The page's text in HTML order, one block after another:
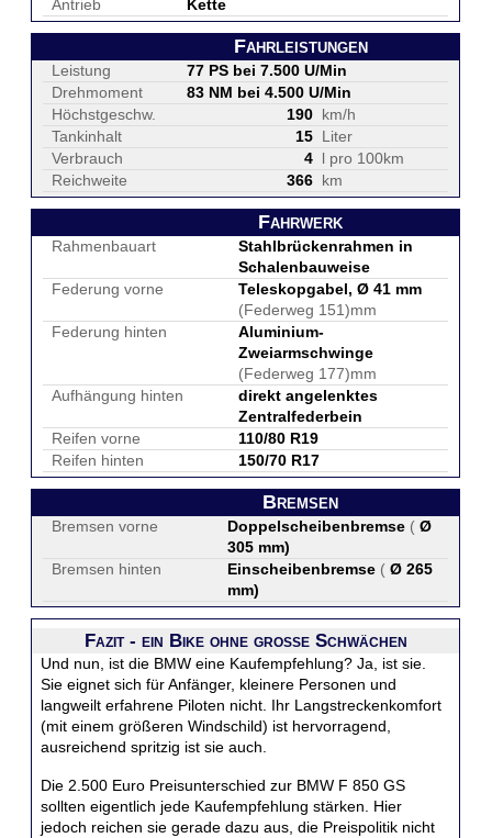
Antrieb Kette
Fahrleistungen
Leistung
77 PS bei 7.500 U/Min
Drehmoment
83 NM bei 4.500 U/Min
Höchstgeschw.
190 km/h
Tankinhalt
15 Liter
Verbrauch
4 l pro 100km
Reichweite
366 km
Fahrwerk
Rahmenbauart
Stahlbrückenrahmen in
Schalenbauweise
Federung vorne
Teleskopgabel, Ø 41 mm
(Federweg 151)mm
Federung hinten
Aluminium-
Zweiarmschwinge
(Federweg 177)mm
Aufhängung hinten
direkt angelenktes
Zentralfederbein
Reifen vorne
110/80 R19
Reifen hinten
150/70 R17
Bremsen
Bremsen vorne Doppelscheibenbremse ( Ø
305 mm)
Bremsen hinten
Einscheibenbremse ( Ø 265
mm)
Fazit - ein Bike ohne große Schwächen
Und nun, ist die BMW eine Kaufempfehlung? Ja, ist sie.
Sie eignet sich für Anfänger, kleinere Personen und
langweilt erfahrene Piloten nicht. Ihr Langstreckenkomfort
(mit einem größeren Windschild) ist hervorragend,
ausreichend spritzig ist sie auch.
Die 2.500 Euro Preisunterschied zur BMW F 850 GS
sollten eigentlich jede Kaufempfehlung stärken. Hier
jedoch reichen sie gerade dazu aus, die Preispolitik nicht